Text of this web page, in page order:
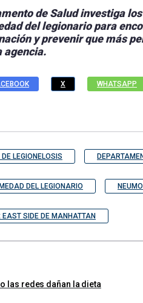
de Salud investiga
del legionario para
y prevenir que más
agencia.
X WHATSAPP
DE LEGIONELOSIS
DEL LEGIONARIO
EAST SIDE DE MANHATTAN
las redes dañan la dieta